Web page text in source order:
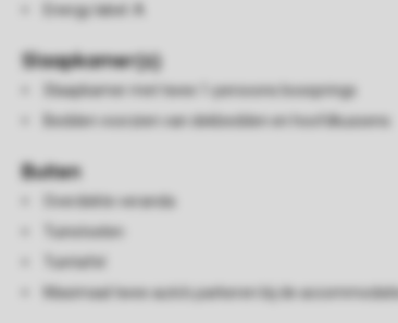
Energy label: A
Slaapkamer(s)
Slaapkamer met twee 1-persoons boxsprings
Bedden voorzien van dekbedden en hoofdkussens
Buiten
Overdekte veranda
Tuinstoelen
Tuintafel
Maximaal twee auto's parkeren bij de accommodatie